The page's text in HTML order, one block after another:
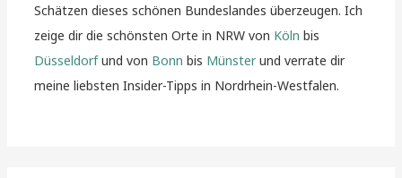
Schätzen dieses schönen Bundeslandes überzeugen. Ich
zeige dir die schönsten Orte in NRW von Köln bis
Düsseldorfund von Bonn bis Münsterund verrate dir
meine liebsten Insider-Tipps in Nordrhein-Westfalen.